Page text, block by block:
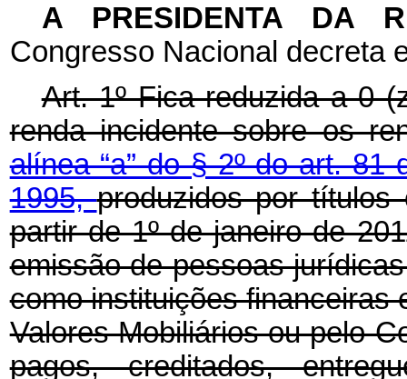
A PRESIDENTA DA
Congresso Nacional decreta
Art. 1º Fica reduzida a 0
renda incidente sobre os
alínea “a” do § 2º do art. 81
1995,produzidos por títulos
partir de 1º de janeiro de
emissão de pessoas
como instituições financeiras
Valores Mobiliários ou pelo
pagos, creditados,